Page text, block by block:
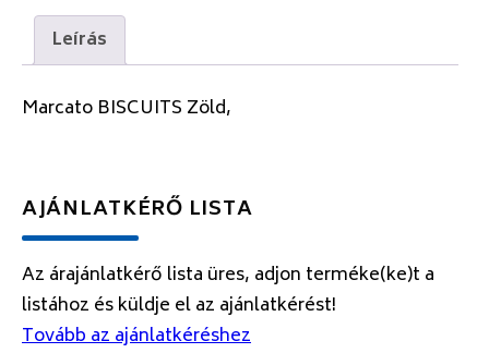
Leírás
Marcato BISCUITS Zöld,
AJÁNLATKÉRŐ LISTA
Az árajánlatkérő lista üres, adjon terméke(ke)t a
listához és küldje el az ajánlatkérést!
Tovább az ajánlatkéréshez